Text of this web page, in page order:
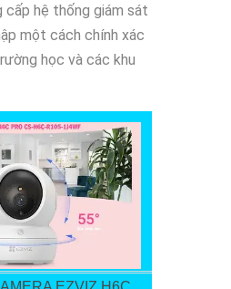
cấp hệ thống giám sát
một cách chính xác
học và các khu